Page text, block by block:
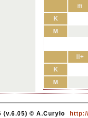
m
K
M
II+
K
M
© A.Curyło